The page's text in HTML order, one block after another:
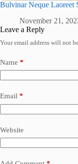
Bulvinar Neque Laoreet
November 21,
Leave a Reply
Your email address will not
Name *
Email *
Website